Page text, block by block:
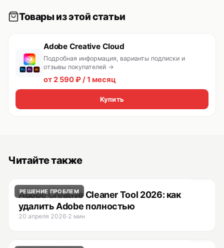
Товары из этой статьи
Adobe Creative Cloud
Подробная информация, варианты подписки и
отзывы покупателей →
от 2 590 ₽ / 1 месяц
Купить
Читайте также
РЕШЕНИЕ ПРОБЛЕМ
Adobe Creative Cleaner Tool 2026: как
удалить Adobe полностью
20 апреля 2026·2 мин